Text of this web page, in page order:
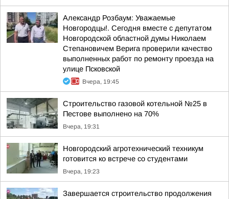
Александр Розбаум: Уважаемые
Новгородцы!. Сегодня вместе с депутатом
Новгородской областной думы Николаем
Степановичем Верига проверили качество
выполненных работ по ремонту проезда на
улице Псковской
Вчера, 19:45
Строительство газовой котельной №25 в
Пестове выполнено на 70%
Вчера, 19:31
Новгородский агротехнический техникум
готовится ко встрече со студентами
Вчера, 19:23
Завершается строительство продолжения